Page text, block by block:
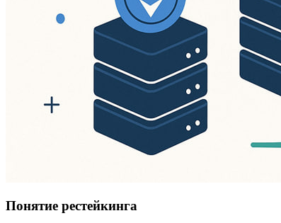
Понятие рестейкинга